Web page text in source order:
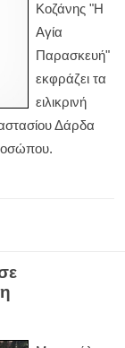
Κοζάνης "Η
Αγία
Παρασκευή"
εκφράζει τα
ειλικρινή
Δάρδα